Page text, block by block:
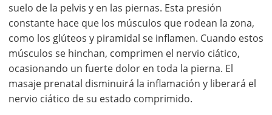
suelo de la pelvis y en las piernas. Esta presión
constante hace que los músculos que rodean la zona,
como los glúteos y piramidal se inflamen. Cuando estos
músculos se hinchan, comprimen el nervio ciático,
ocasionando un fuerte dolor en toda la pierna. El
masaje prenatal disminuirá la inflamación y liberará el
nervio ciático de su estado comprimido.